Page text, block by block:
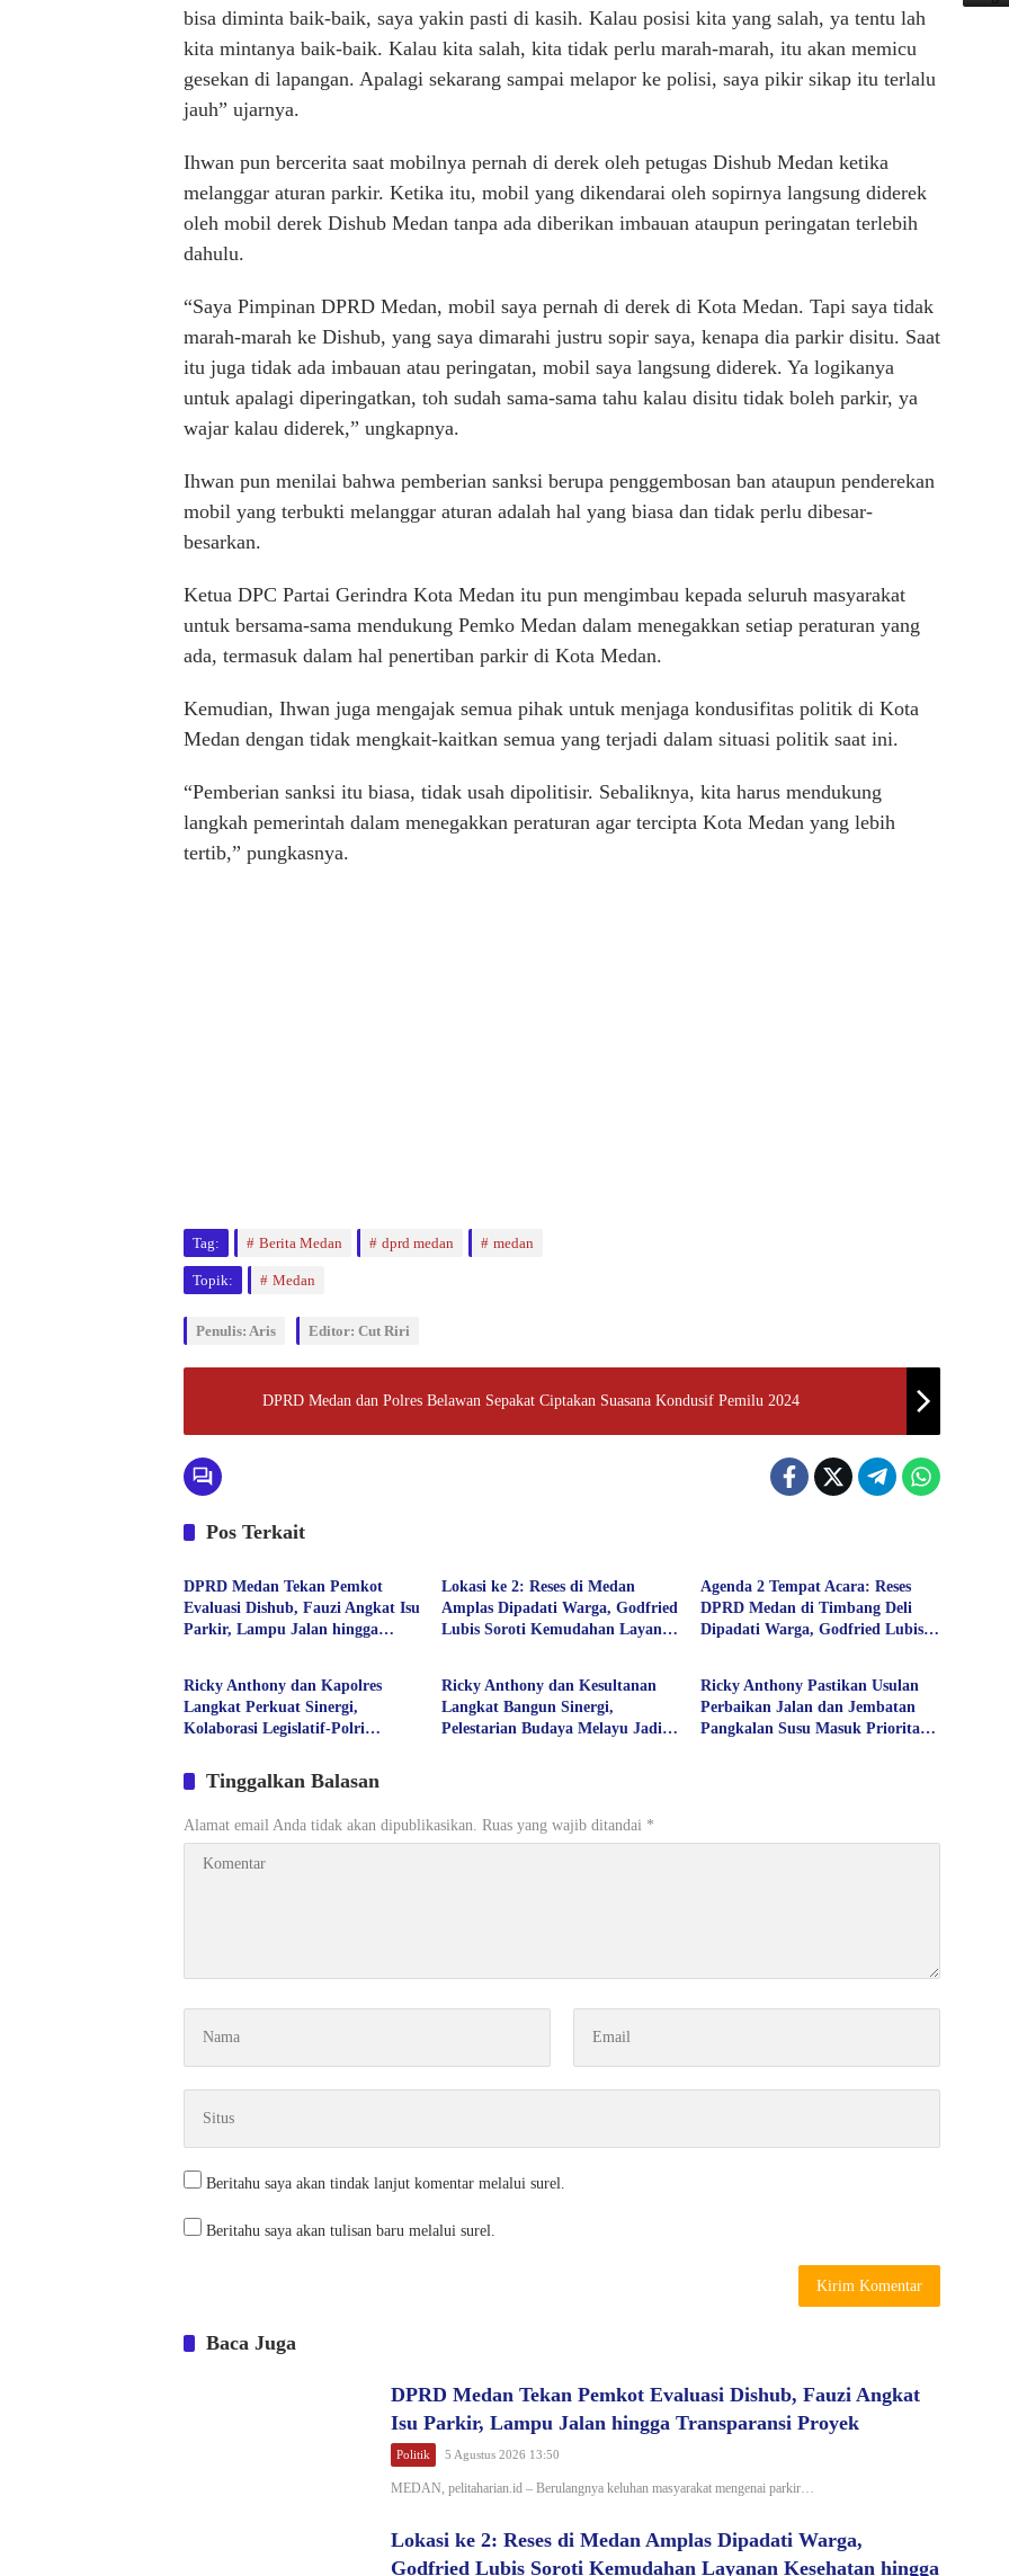
bisa diminta baik-baik, saya yakin pasti di kasih. Kalau posisi kita yang salah, ya tentu lah
kita mintanya baik-baik. Kalau kita salah, kita tidak perlu marah-marah, itu akan memicu
gesekan di lapangan. Apalagi sekarang sampai melapor ke polisi, saya pikir sikap itu terlalu
jauh” ujarnya.
Ihwan pun bercerita saat mobilnya pernah di derek oleh petugas Dishub Medan ketika
melanggar aturan parkir. Ketika itu, mobil yang dikendarai oleh sopirnya langsung diderek
oleh mobil derek Dishub Medan tanpa ada diberikan imbauan ataupun peringatan terlebih
dahulu.
“Saya Pimpinan DPRD Medan, mobil saya pernah di derek di Kota Medan. Tapi saya tidak
marah-marah ke Dishub, yang saya dimarahi justru sopir saya, kenapa dia parkir disitu. Saat
itu juga tidak ada imbauan atau peringatan, mobil saya langsung diderek. Ya logikanya
untuk apalagi diperingatkan, toh sudah sama-sama tahu kalau disitu tidak boleh parkir, ya
wajar kalau diderek,” ungkapnya.
Ihwan pun menilai bahwa pemberian sanksi berupa penggembosan ban ataupun penderekan
mobil yang terbukti melanggar aturan adalah hal yang biasa dan tidak perlu dibesar-
besarkan.
Ketua DPC Partai Gerindra Kota Medan itu pun mengimbau kepada seluruh masyarakat
untuk bersama-sama mendukung Pemko Medan dalam menegakkan setiap peraturan yang
ada, termasuk dalam hal penertiban parkir di Kota Medan.
Kemudian, Ihwan juga mengajak semua pihak untuk menjaga kondusifitas politik di Kota
Medan dengan tidak mengkait-kaitkan semua yang terjadi dalam situasi politik saat ini.
“Pemberian sanksi itu biasa, tidak usah dipolitisir. Sebaliknya, kita harus mendukung
langkah pemerintah dalam menegakkan peraturan agar tercipta Kota Medan yang lebih
tertib,” pungkasnya.
Tag: Berita Medan dprd medan medan
Topik: Medan
Penulis: Aris Editor: Cut Riri
DPRD Medan dan Polres Belawan Sepakat Ciptakan Suasana Kondusif Pemilu 2024
Pos Terkait
Politik
DPRD Medan Tekan Pemkot
Evaluasi Dishub, Fauzi Angkat Isu
Parkir, Lampu Jalan hingga
Lokasi ke 2: Reses di Medan
Amplas Dipadati Warga, Godfried
Lubis Soroti Kemudahan Layanan
Agenda 2 Tempat Acara: Reses
DPRD Medan di Timbang Deli
Dipadati Warga, Godfried Lubis
Politik
Ricky Anthony dan Kapolres
Langkat Perkuat Sinergi,
Kolaborasi Legislatif-Polri
Kondusif
Ricky Anthony dan Kesultanan
Langkat Bangun Sinergi,
Pelestarian Budaya Melayu Jadi
Politik
Ricky Anthony Pastikan Usulan
Perbaikan Jalan dan Jembatan
Pangkalan Susu Masuk Prioritas
Tinggalkan Balasan
Alamat email Anda tidak akan dipublikasikan. Ruas yang wajib ditandai *
Beritahu saya akan tindak lanjut komentar melalui surel.
Beritahu saya akan tulisan baru melalui surel.
Baca Juga
DPRD Medan Tekan Pemkot Evaluasi Dishub, Fauzi Angkat
Isu Parkir, Lampu Jalan hingga Transparansi Proyek
Politik 5 Agustus 2026 13:50
MEDAN, pelitaharian.id – Berulangnya keluhan masyarakat mengenai parkir…
Lokasi ke 2: Reses di Medan Amplas Dipadati Warga,
Godfried Lubis Soroti Kemudahan Layanan Kesehatan hingga